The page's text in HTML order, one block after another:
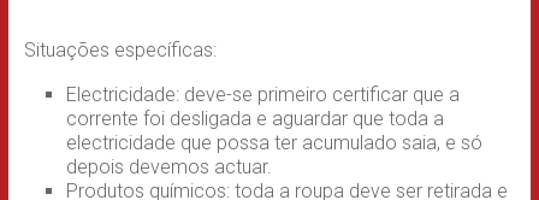
Situações específicas:
Electricidade: deve-se primeiro certificar que a
corrente foi desligada e aguardar que toda a
electricidade que possa ter acumulado saia, e só
depois devemos actuar.
Produtos químicos: toda a roupa deve ser retirada e